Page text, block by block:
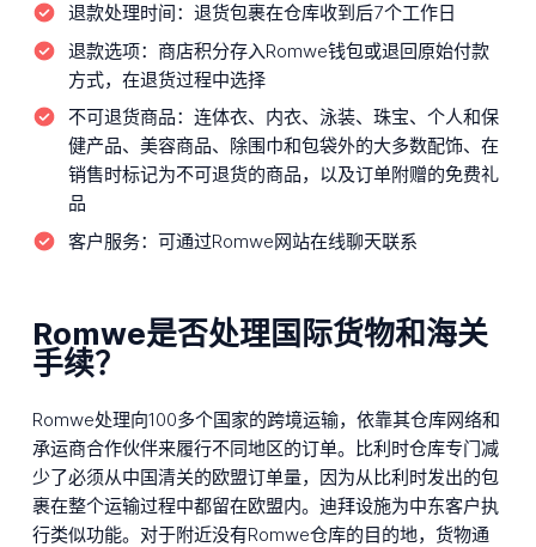
退款处理时间： 退货包裹在仓库收到后7个工作日
退款选项： 商店积分存入Romwe钱包或退回原始付款
方式，在退货过程中选择
不可退货商品： 连体衣、内衣、泳装、珠宝、个人和保
健产品、美容商品、除围巾和包袋外的大多数配饰、在
销售时标记为不可退货的商品，以及订单附赠的免费礼
品
客户服务： 可通过Romwe网站在线聊天联系
Romwe是否处理国际货物和海关
手续？
Romwe处理向100多个国家的跨境运输，依靠其仓库网络和
承运商合作伙伴来履行不同地区的订单。比利时仓库专门减
少了必须从中国清关的欧盟订单量，因为从比利时发出的包
裹在整个运输过程中都留在欧盟内。迪拜设施为中东客户执
行类似功能。对于附近没有Romwe仓库的目的地，货物通